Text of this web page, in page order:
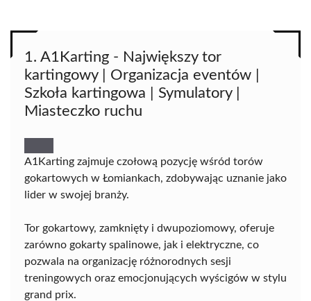
1. A1Karting - Największy tor
kartingowy | Organizacja eventów |
Szkoła kartingowa | Symulatory |
Miasteczko ruchu
A1Karting zajmuje czołową pozycję wśród torów
gokartowych w Łomiankach, zdobywając uznanie jako
lider w swojej branży.
Tor gokartowy, zamknięty i dwupoziomowy, oferuje
zarówno gokarty spalinowe, jak i elektryczne, co
pozwala na organizację różnorodnych sesji
treningowych oraz emocjonujących wyścigów w stylu
grand prix.